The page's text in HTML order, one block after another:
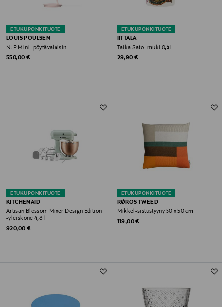
ETUKUPONKITUOTE
LOUIS POULSEN
NJP Mini -pöytävalaisin
Original Price
550,00 €
ETUKUPONKITUOTE
IITTALA
Taika Sato -muki 0,4 l
Original Price
29,90 €
ETUKUPONKITUOTE
KITCHENAID
Artisan Blossom Mixer Design Edition
-yleiskone 4,8 l
Original Price
920,00 €
ETUKUPONKITUOTE
RØROS TWEED
Mikkel-sistustyyny 50 x 50 cm
Original Price
119,00 €